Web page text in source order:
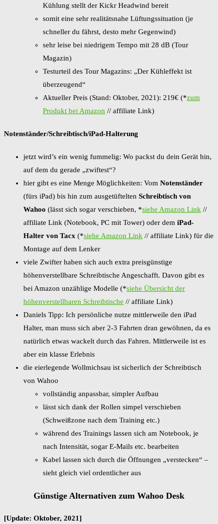
Kühlung stellt der Kickr Headwind bereit
somit eine sehr realitätsnahe Lüftungssituation (je
schneller du fährst, desto mehr Gegenwind)
sehr leise bei niedrigem Tempo mit 28 dB (Tour
Magazin)
Testurteil des Tour Magazins: „Der ­Kühl­effekt ist
überzeugend“
Aktueller Preis (Stand: Oktober, 2021): 219€ (*zum
Produkt bei Amazon // affiliate Link)
Notenständer/Schreibtisch/iPad-Halterung
jetzt wird’s ein wenig fummelig: Wo packst du dein Gerät hin,
auf dem du gerade „zwiftest“?
hier gibt es eine Menge Möglichkeiten: Vom Notenständer
(fürs iPad) bis hin zum ausgetüftelten Schreibtisch von
Wahoo (lässt sich sogar verschieben, *siehe Amazon Link //
affiliate Link (Notebook, PC mit Tower) oder dem iPad-
Halter von Tacx (*siehe Amazon Link // affiliate Link) für die
Montage auf dem Lenker
viele Zwifter haben sich auch extra preisgünstige
höhenverstellbare Schreibtische Angeschafft. Davon gibt es
bei Amazon unzählige Modelle (*siehe Übersicht der
höhenverstellbaren Schreibtische // affiliate Link)
Daniels Tipp: Ich persönliche nutze mittlerweile den iPad
Halter, man muss sich aber 2-3 Fahrten dran gewöhnen, da es
natürlich etwas wackelt durch das Fahren. Mittlerweile ist es
aber ein klasse Erlebnis
die eierlegende Wollmichsau ist sicherlich der Schreibtisch
von Wahoo
vollständig anpassbar, simpler Aufbau
lässt sich dank der Rollen simpel verschieben
(Schweißzone nach dem Training etc.)
während des Trainings lassen sich am Notebook, je
nach Intensität, sogar E-Mails etc. bearbeiten
Kabel lassen sich durch die Öffnungen „verstecken“ –
sieht gleich viel ordentlicher aus
Günstige Alternativen zum Wahoo Desk
[Update: Oktober, 2021]